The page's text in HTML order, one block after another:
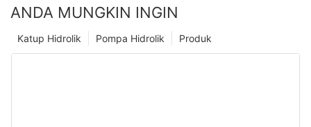
ANDA MUNGKIN INGIN
Produk
Pompa Hidrolik
Katup Hidrolik